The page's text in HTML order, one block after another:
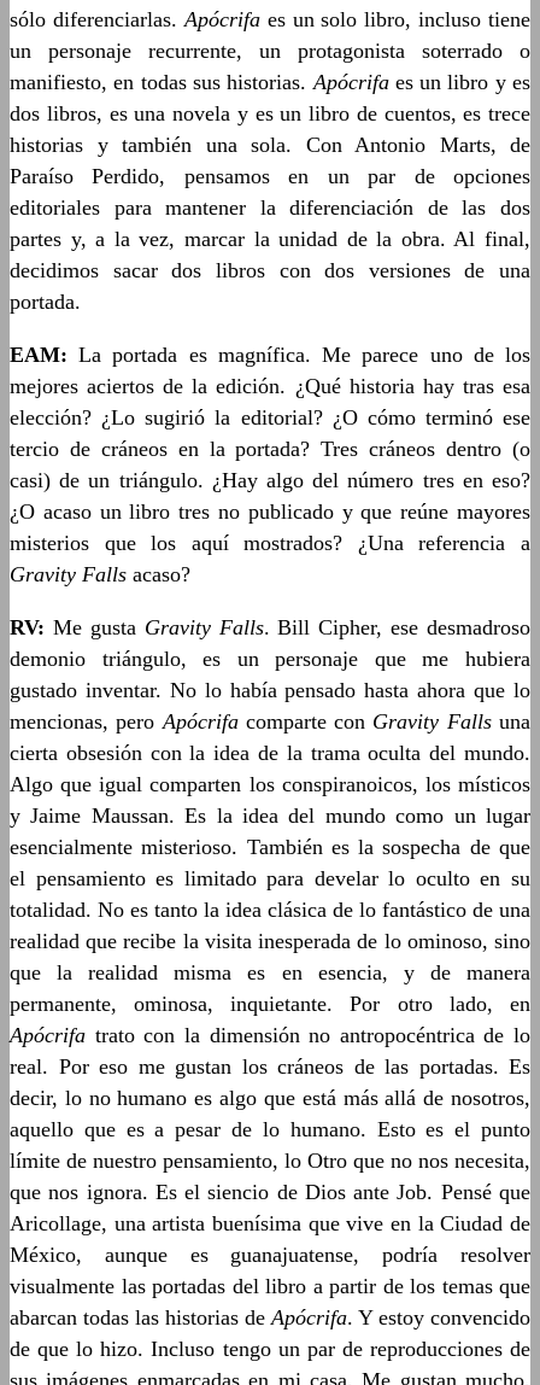
sólo diferenciarlas.Apócrifaes un solo libro, incluso tiene
un personaje recurrente, un protagonista soterrado o
manifiesto, en todas sus historias.Apócrifaes un libro y es
dos libros, es una novela y es un libro de cuentos, es trece
historias y también una sola. Con Antonio Marts, de
Paraíso Perdido, pensamos en un par de opciones
editoriales para mantener la diferenciación de las dos
partes y, a la vez, marcar la unidad de la obra. Al final,
decidimos sacar dos libros con dos versiones de una
portada.
EAM: La portada es magnífica. Me parece uno de los
mejores aciertos de la edición. ¿Qué historia hay tras esa
elección? ¿Lo sugirió la editorial? ¿O cómo terminó ese
tercio de cráneos en la portada? Tres cráneos dentro (o
casi) de un triángulo. ¿Hay algo del número tres en eso?
¿O acaso un libro tres no publicado y que reúne mayores
misterios que los aquí mostrados? ¿Una referencia a
Gravity Falls acaso?
RV: Me gusta Gravity Falls. Bill Cipher, ese desmadroso
demonio triángulo, es un personaje que me hubiera
gustado inventar. No lo había pensado hasta ahora que lo
mencionas, peroApócrifacomparte con Gravity Fallsuna
cierta obsesión con la idea de la trama oculta del mundo.
Algo que igual comparten los conspiranoicos, los místicos
y Jaime Maussan. Es la idea del mundo como un lugar
esencialmente misterioso. También es la sospecha de que
el pensamiento es limitado para develar lo oculto en su
totalidad. No es tanto la idea clásica de lo fantástico de una
realidad que recibe la visita inesperada de lo ominoso, sino
que la realidad misma es en esencia, y de manera
permanente, ominosa, inquietante. Por otro lado, en
Apócrifa trato con la dimensión no antropocéntrica de lo
real. Por eso me gustan los cráneos de las portadas. Es
decir, lo no humano es algo que está más allá de nosotros,
aquello que es a pesar de lo humano. Esto es el punto
límite de nuestro pensamiento, lo Otro que no nos necesita,
que nos ignora. Es el siencio de Dios ante Job. Pensé que
Aricollage, una artista buenísima que vive en la Ciudad de
México, aunque es guanajuatense, podría resolver
visualmente las portadas del libro a partir de los temas que
abarcan todas las historias deApócrifa. Y estoy convencido
de que lo hizo. Incluso tengo un par de reproducciones de
sus imágenes enmarcadas en mi casa. Me gustan mucho.